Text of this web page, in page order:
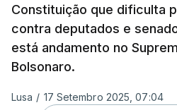
Constituição que dificulta
contra deputados e
está andamento no
Bolsonaro.
Lusa / 17 Setembro 2025, 07:04